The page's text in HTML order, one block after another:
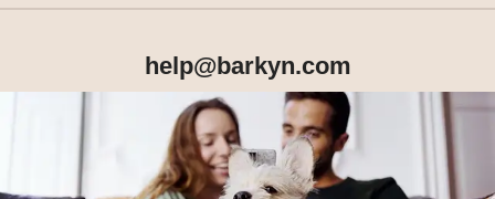
help@barkyn.com